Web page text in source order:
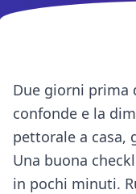
Due giorni prima
confonde e la
pettorale a casa,
Una buona
in pochi minuti.